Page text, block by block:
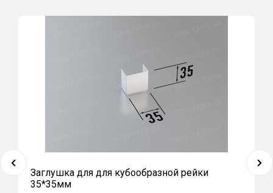
Заглушка для для кубообразной рейки
35*35мм